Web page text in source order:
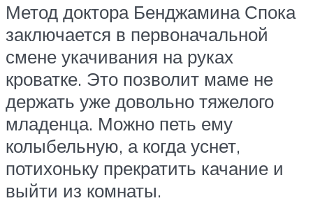
Метод доктора Бенджамина Спока
заключается в первоначальной
смене укачивания на руках
кроватке. Это позволит маме не
держать уже довольно тяжелого
младенца. Можно петь ему
колыбельную, а когда уснет,
потихоньку прекратить качание и
выйти из комнаты.